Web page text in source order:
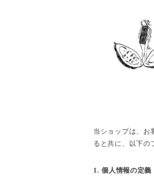
当ショップは、お
ると共に、以下の
1. 個人情報の定義